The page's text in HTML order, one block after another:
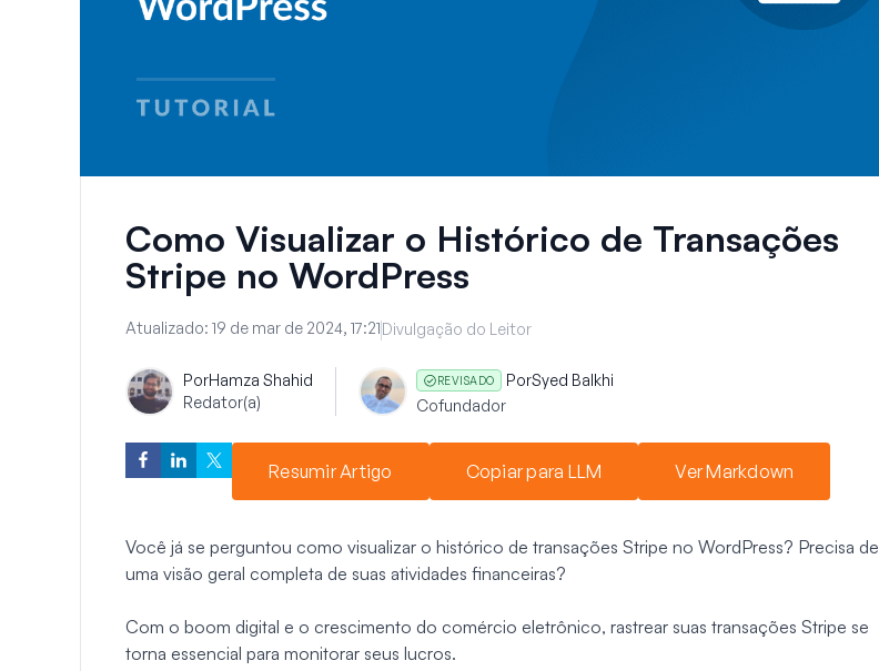
Como Visualizar o Histórico de Transações
Stripe no WordPress
Atualizado: 19 de mar de 2024, 17:21Divulgação do Leitor
PorHamza Shahid
Redator(a)
REVISADO PorSyed Balkhi
Cofundador
Resumir Artigo Copiar para LLM Ver Markdown
Você já se perguntou como visualizar o histórico de transações Stripe no WordPress? Precisa de
uma visão geral completa de suas atividades financeiras?
Com o boom digital e o crescimento do comércio eletrônico, rastrear suas transações Stripe se
torna essencial para monitorar seus lucros.